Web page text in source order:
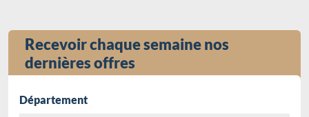
Recevoir chaque semaine nos
dernières offres
Département